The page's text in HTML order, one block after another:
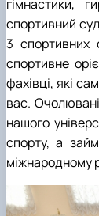
гімнастики,
спортивний
3 спортивних
спортивне
фахівці, які
вас.
нашого
спорту, а
міжнародному